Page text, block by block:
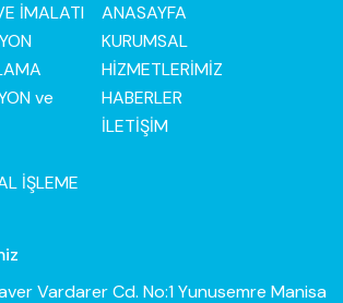
İMALATI
ve
İŞLEME
ANASAYFA
KURUMSAL
HİZMETLERİMİZ
HABERLER
İLETİŞİM
Vardarer Cd. No:1 Yunusemre Manisa